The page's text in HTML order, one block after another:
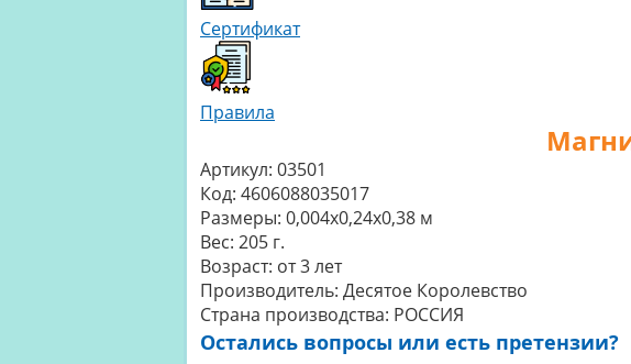
Сертификат
Правила
Артикул: 03501
Код: 4606088035017
Размеры: 0,004x0,24x0,38 м
Вес: 205 г.
Возраст: от 3 лет
Производитель: Десятое Королевство
Страна производства: РОССИЯ
Остались вопросы или есть претензии?